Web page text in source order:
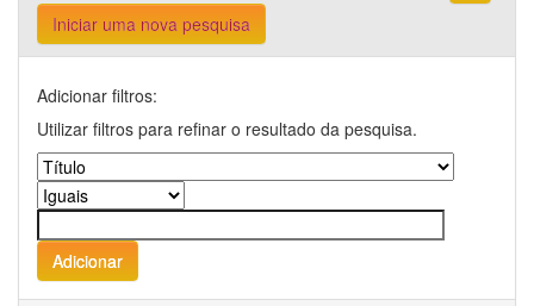
Iniciar uma nova pesquisa
Adicionar filtros:
Utilizar filtros para refinar o resultado da pesquisa.